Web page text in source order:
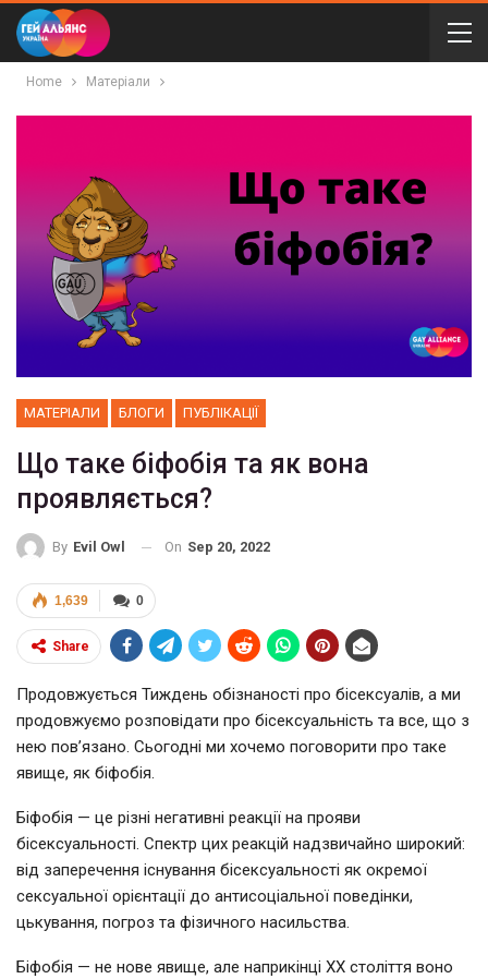
Home Матеріали
МАТЕРІАЛИ БЛОГИ ПУБЛІКАЦІЇ
Що таке біфобія та як вона
проявляється?
By Evil Owl On Sep 20, 2022
0
1,639
Share
Продовжується Тиждень обізнаності про бісексуалів, а ми
продовжуємо розповідати про бісексуальність та все, що з
нею пов’язано. Сьогодні ми хочемо поговорити про таке
явище, як біфобія.
Біфобія — це різні негативні реакції на прояви
бісексуальності. Спектр цих реакцій надзвичайно широкий:
від заперечення існування бісексуальності як окремої
сексуальної орієнтації до антисоціальної поведінки,
цькування, погроз та фізичного насильства.
Біфобія — не нове явище, але наприкінці ХХ століття воно